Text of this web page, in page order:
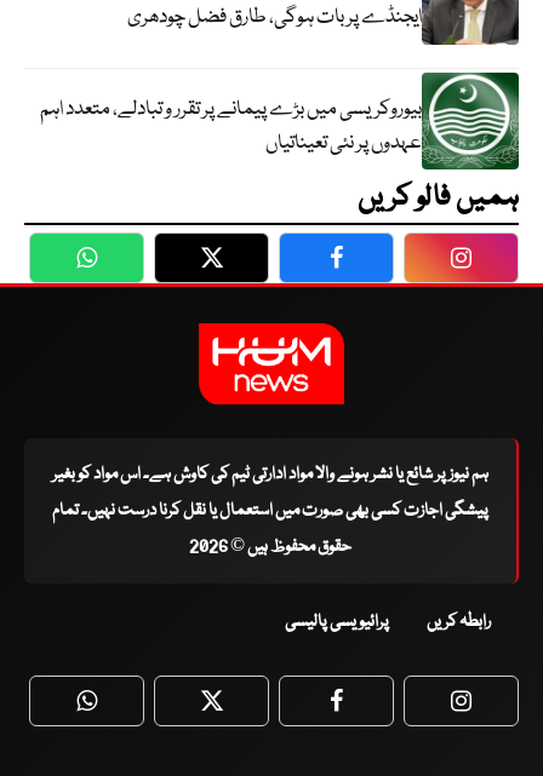
ایجنڈے پر بات ہوگی، طارق فضل چودھری
بیوروکریسی میں بڑے پیمانے پر تقرر و تبادلے، متعدد اہم
عہدوں پر نئی تعیناتیاں
ہمیں فالو کریں
WhatsApp Twitter Facebook
ہم نیوز پر شائع یا نشر ہونے والا مواد ادارتی ٹیم کی کاوش ہے۔ اس مواد کو بغیر
پیشگی اجازت کسی بھی صورت میں استعمال یا نقل کرنا درست نہیں۔ تمام
حقوق محفوظ ہیں © 2026
رابطہ کریں پرائیویسی پالیسی
WhatsApp Twitter Facebook